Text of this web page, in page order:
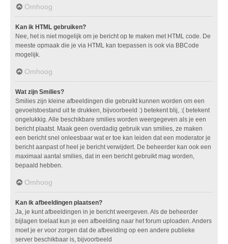
Omhoog
Kan ik HTML gebruiken?
Nee, het is niet mogelijk om je bericht op te maken met HTML code. De
meeste opmaak die je via HTML kan toepassen is ook via BBCode
mogelijk.
Omhoog
Wat zijn Smilies?
Smilies zijn kleine afbeeldingen die gebruikt kunnen worden om een
gevoelstoestand uit te drukken, bijvoorbeeld :) betekent blij, :( betekent
ongelukkig. Alle beschikbare smilies worden weergegeven als je een
bericht plaatst. Maak geen overdadig gebruik van smilies, ze maken
een bericht snel onleesbaar wat er toe kan leiden dat een moderator je
bericht aanpast of heel je bericht verwijdert. De beheerder kan ook een
maximaal aantal smilies, dat in een bericht gebruikt mag worden,
bepaald hebben.
Omhoog
Kan ik afbeeldingen plaatsen?
Ja, je kunt afbeeldingen in je bericht weergeven. Als de beheerder
bijlagen toelaat kun je een afbeelding naar het forum uploaden. Anders
moet je er voor zorgen dat de afbeelding op een andere publieke
server beschikbaar is, bijvoorbeeld